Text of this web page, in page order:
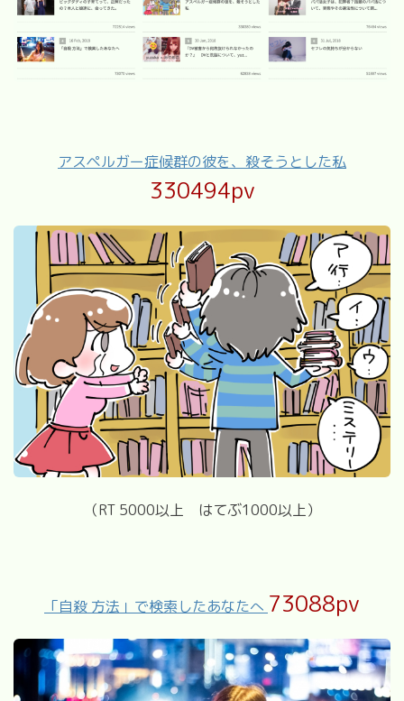
アスペルガー症候群の彼を、殺そうとした私
330494pv
（RT 5000以上 はてぶ1000以上）
「自殺 方法」で検索したあなたへ 73088pv